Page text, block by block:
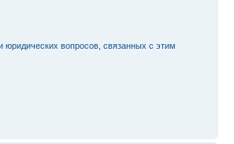
юридических вопросов, связанных с этим